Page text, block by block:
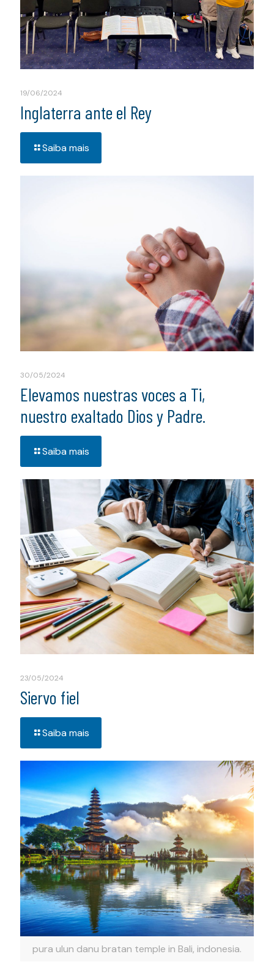
19/06/2024
Inglaterra ante el Rey
Saiba mais
30/05/2024
Elevamos nuestras voces a Ti,
nuestro exaltado Dios y Padre.
Saiba mais
23/05/2024
Siervo fiel
Saiba mais
pura ulun danu bratan temple in Bali, indonesia.